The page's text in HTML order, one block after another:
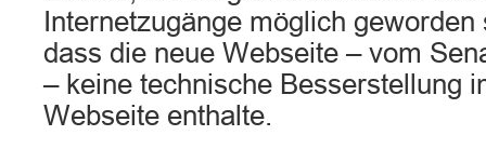
Internetzugänge möglich
dass die neue Webseite – vom
– keine technische Besserstellung
Webseite enthalte.